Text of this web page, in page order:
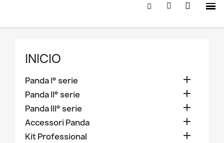
INICIO
Panda I° serie 
Panda II° serie 
Panda III° serie 
Accessori Panda 
Kit Professional 